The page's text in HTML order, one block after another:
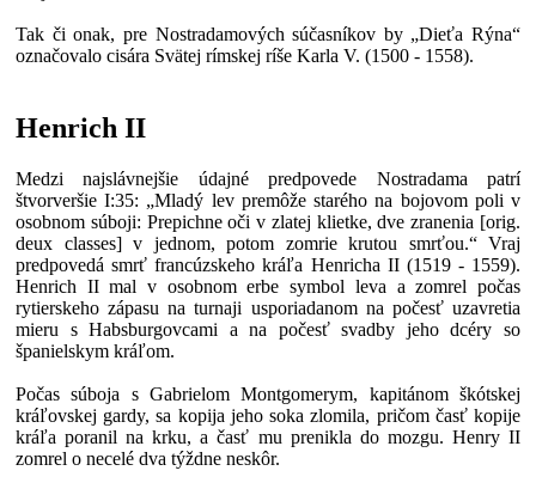
Tak či onak, pre Nostradamových súčasníkov by „Dieťa Rýna“
označovalo cisára Svätej rímskej ríše Karla V. (1500 - 1558).
Henrich II
Medzi najslávnejšie údajné predpovede Nostradama patrí
štvorveršie I:35: „Mladý lev premôže starého na bojovom poli v
osobnom súboji: Prepichne oči v zlatej klietke, dve zranenia [orig.
deux classes] v jednom, potom zomrie krutou smrťou.“ Vraj
predpovedá smrť francúzskeho kráľa Henricha II (1519 - 1559).
Henrich II mal v osobnom erbe symbol leva a zomrel počas
rytierskeho zápasu na turnaji usporiadanom na počesť uzavretia
mieru s Habsburgovcami a na počesť svadby jeho dcéry so
španielskym kráľom.
Počas súboja s Gabrielom Montgomerym, kapitánom škótskej
kráľovskej gardy, sa kopija jeho soka zlomila, pričom časť kopije
kráľa poranil na krku, a časť mu prenikla do mozgu. Henry II
zomrel o necelé dva týždne neskôr.